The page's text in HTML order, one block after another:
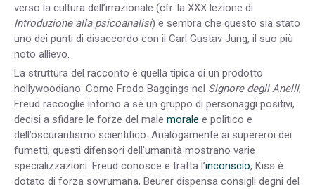
verso la cultura dell’irrazionale (cfr. la XXX lezione di
Introduzione alla psicoanalisi) e sembra che questo sia stato
uno dei punti di disaccordo con il Carl Gustav Jung, il suo più
noto allievo.
La struttura del racconto è quella tipica di un prodotto
hollywoodiano. Come Frodo Baggings nel Signore degli Anelli,
Freud raccoglie intorno a sé un gruppo di personaggi positivi,
decisi a sfidare le forze del male morale e politico e
dell’oscurantismo scientifico. Analogamente ai supereroi dei
fumetti, questi difensori dell’umanità mostrano varie
specializzazioni: Freud conosce e tratta l’inconscio, Kiss è
dotato di forza sovrumana, Beurer dispensa consigli degni del